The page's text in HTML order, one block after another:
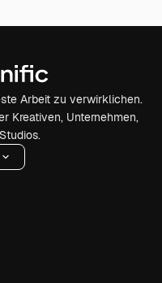
Arbeit zu verwirklichen.
Kreativen, Unternehmen,